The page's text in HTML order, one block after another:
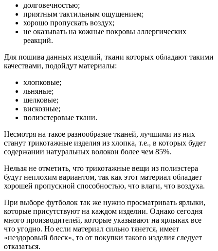
долговечностью;
приятным тактильным ощущением;
хорошо пропускать воздух;
не оказывать на кожные покровы аллергических
реакций.
Для пошива данных изделий, ткани которых обладают такими
качествами, подойдут материалы:
хлопковые;
льняные;
шелковые;
вискозные;
полиэстеровые ткани.
Несмотря на такое разнообразие тканей, лучшими из них
станут трикотажные изделия из хлопка, т.е., в которых будет
содержании натуральных волокон более чем 85%.
Нельзя не отметить, что трикотажные вещи из полиэстера
будут неплохим вариантом, так как этот материал обладает
хорошей пропускной способностью, что влаги, что воздуха.
При выборе футболок так же нужно просматривать ярлыки,
которые присутствуют на каждом изделии. Однако сегодня
много производителей, которые указывают на ярлыках все
что угодно. Но если материал сильно тянется, имеет
«нездоровый блеск», то от покупки такого изделия следует
отказаться.